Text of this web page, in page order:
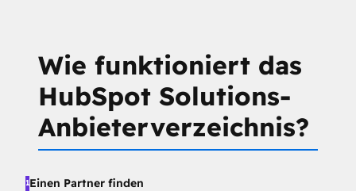
Wie funktioniert das
HubSpot Solutions-
Anbieterverzeichnis?
1Einen Partner finden